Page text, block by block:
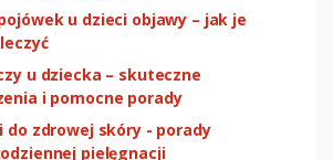
u dzieci objawy – jak je
u dziecka – skuteczne
i pomocne porady
do zdrowej skóry - porady
pielęgnacji